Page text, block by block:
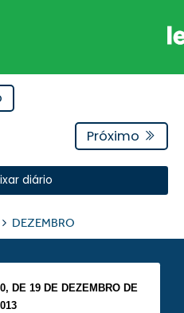
Próximo
diário
DEZEMBRO
DE 19 DE DEZEMBRO DE